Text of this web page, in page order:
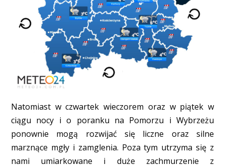
Natomiast w czwartek wieczorem oraz w piątek w
ciągu nocy i o poranku na Pomorzu i Wybrzeżu
ponownie mogą rozwijać się liczne oraz silne
marznące mgły i zamglenia. Poza tym utrzyma się z
nami umiarkowane i duże zachmurzenie z